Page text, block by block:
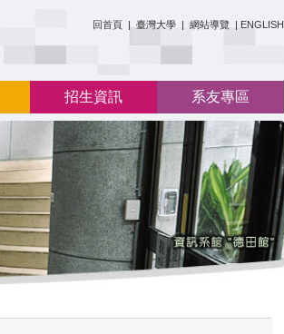
回首頁 | 臺灣大學 | 網站導覽 | ENGLISH
招生資訊 系友專區